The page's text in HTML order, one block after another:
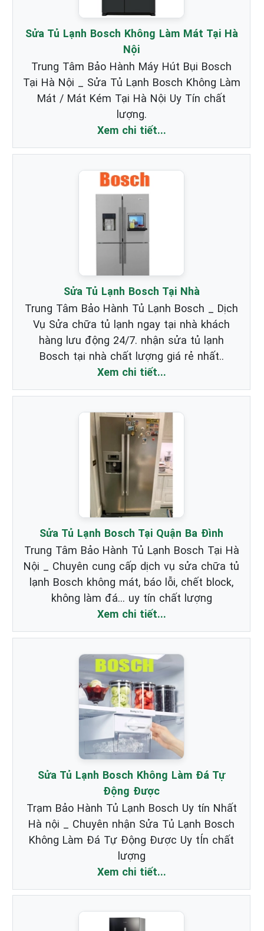
Sửa Tủ Lạnh Bosch Không Làm Mát Tại Hà
Nội
Trung Tâm Bảo Hành Máy Hút Bụi Bosch
Tại Hà Nội _ Sửa Tủ Lạnh Bosch Không Làm
Mát / Mát Kém Tại Hà Nội Uy Tín chất
lượng.
Xem chi tiết...
Sửa Tủ Lạnh Bosch Tại Nhà
Trung Tâm Bảo Hành Tủ Lạnh Bosch _ Dịch
Vụ Sửa chữa tủ lạnh ngay tại nhà khách
hàng lưu động 24/7. nhận sửa tủ lạnh
Bosch tại nhà chất lượng giá rẻ nhất..
Xem chi tiết...
Sửa Tủ Lạnh Bosch Tại Quận Ba Đình
Trung Tâm Bảo Hành Tủ Lạnh Bosch Tại Hà
Nội _ Chuyên cung cấp dịch vụ sửa chữa tủ
lạnh Bosch không mát, báo lỗi, chết block,
không làm đá... uy tín chất lượng
Xem chi tiết...
Sửa Tủ Lạnh Bosch Không Làm Đá Tự
Động Được
Trạm Bảo Hành Tủ Lạnh Bosch Uy tín Nhất
Hà nội _ Chuyên nhận Sửa Tủ Lạnh Bosch
Không Làm Đá Tự Động Được Uy tÍn chất
lượng
Xem chi tiết...